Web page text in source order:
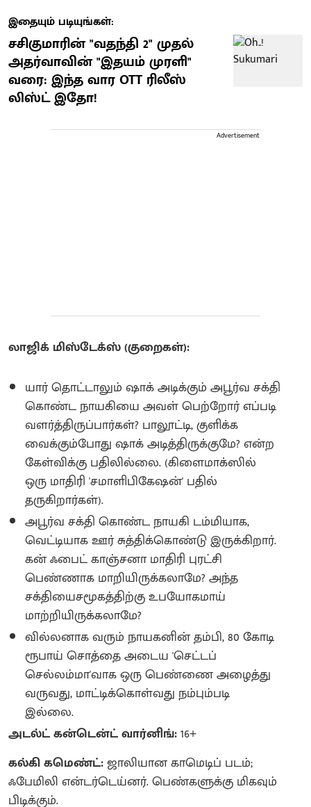
இதையும் படியுங்கள்:
சசிகுமாரின் "வதந்தி 2" முதல்
அதர்வாவின் "இதயம் முரளி"
வரை: இந்த வார OTT ரிலீஸ்
லிஸ்ட் இதோ!
Advertisement
லாஜிக் மிஸ்டேக்ஸ் (குறைகள்):
யார் தொட்டாலும் ஷாக் அடிக்கும் அபூர்வ சக்தி
கொண்ட நாயகியை அவள் பெற்றோர் எப்படி
வளர்த்திருப்பார்கள்? பாலூட்டி, குளிக்க
வைக்கும்போது ஷாக் அடித்திருக்குமே? என்ற
கேள்விக்கு பதிலில்லை. (கிளைமாக்ஸில்
ஒரு மாதிரி 'சமாளிபிகேஷன்' பதில்
தருகிறார்கள்).
அபூர்வ சக்தி கொண்ட நாயகி டம்மியாக,
வெட்டியாக ஊர் சுத்திக்கொண்டு இருக்கிறார்.
கன் ஃபைட் காஞ்சனா மாதிரி புரட்சி
பெண்ணாக மாறியிருக்கலாமே? அந்த
சக்தியைசமூகத்திற்கு உபயோகமாய்
மாற்றியிருக்கலாமே?
வில்லனாக வரும் நாயகனின் தம்பி, 80 கோடி
ரூபாய் சொத்தை அடைய 'செட்டப்
செல்லம்மா'வாக ஒரு பெண்ணை அழைத்து
வருவது, மாட்டிக்கொள்வது நம்பும்படி
இல்லை.
அடல்ட் கன்டென்ட் வார்னிங்:16+
கல்கி கமெண்ட்:ஜாலியான காமெடிப் படம்;
ஃபேமிலி என்டர்டெய்னர். பெண்களுக்கு மிகவும்
பிடிக்கும்.